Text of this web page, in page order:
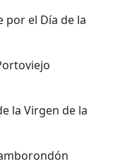
por el Día de la
la Virgen de la